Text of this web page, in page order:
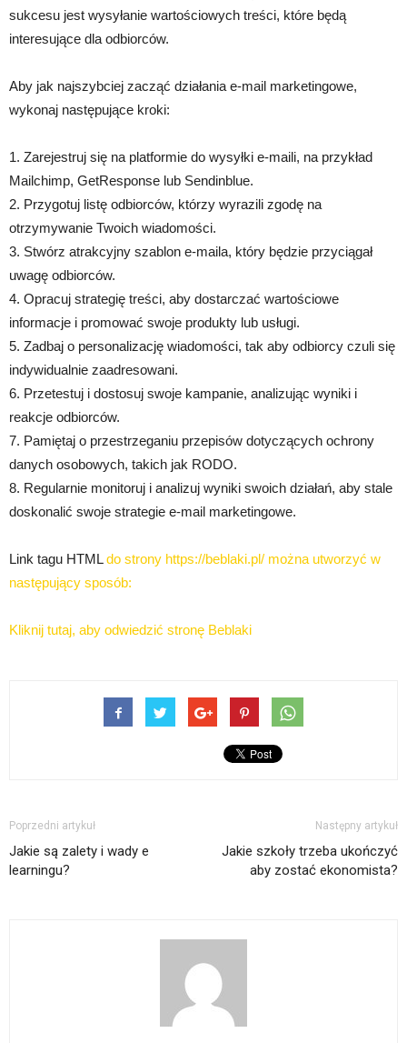
sukcesu jest wysyłanie wartościowych treści, które będą
interesujące dla odbiorców.
Aby jak najszybciej zacząć działania e-mail marketingowe,
wykonaj następujące kroki:
1. Zarejestruj się na platformie do wysyłki e-maili, na przykład
Mailchimp, GetResponse lub Sendinblue.
2. Przygotuj listę odbiorców, którzy wyrazili zgodę na
otrzymywanie Twoich wiadomości.
3. Stwórz atrakcyjny szablon e-maila, który będzie przyciągał
uwagę odbiorców.
4. Opracuj strategię treści, aby dostarczać wartościowe
informacje i promować swoje produkty lub usługi.
5. Zadbaj o personalizację wiadomości, tak aby odbiorcy czuli się
indywidualnie zaadresowani.
6. Przetestuj i dostosuj swoje kampanie, analizując wyniki i
reakcje odbiorców.
7. Pamiętaj o przestrzeganiu przepisów dotyczących ochrony
danych osobowych, takich jak RODO.
8. Regularnie monitoruj i analizuj wyniki swoich działań, aby stale
doskonalić swoje strategie e-mail marketingowe.
Link tagu HTMLdo strony https://beblaki.pl/ można utworzyć w
następujący sposób:
Kliknij tutaj, aby odwiedzić stronę Beblaki
Poprzedni artykuł
Jakie są zalety i wady e
learningu?
Następny artykuł
Jakie szkoły trzeba ukończyć
aby zostać ekonomista?